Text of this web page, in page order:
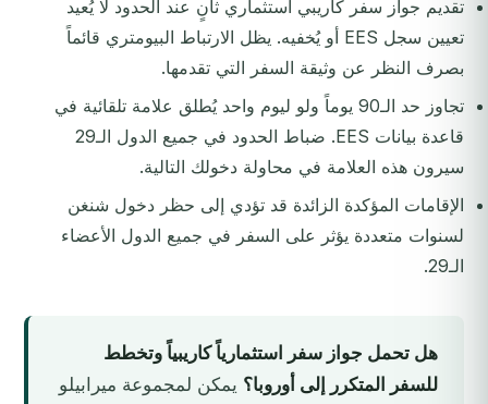
تقديم جواز سفر كاريبي استثماري ثانٍ عند الحدود لا يُعيد
تعيين سجل EES أو يُخفيه. يظل الارتباط البيومتري قائماً
بصرف النظر عن وثيقة السفر التي تقدمها.
تجاوز حد الـ90 يوماً ولو ليوم واحد يُطلق علامة تلقائية في
قاعدة بيانات EES. ضباط الحدود في جميع الدول الـ29
سيرون هذه العلامة في محاولة دخولك التالية.
الإقامات المؤكدة الزائدة قد تؤدي إلى حظر دخول شنغن
لسنوات متعددة يؤثر على السفر في جميع الدول الأعضاء
الـ29.
هل تحمل جواز سفر استثمارياً كاريبياً وتخطط
للسفر المتكرر إلى أوروبا؟ يمكن لمجموعة ميرابيلو